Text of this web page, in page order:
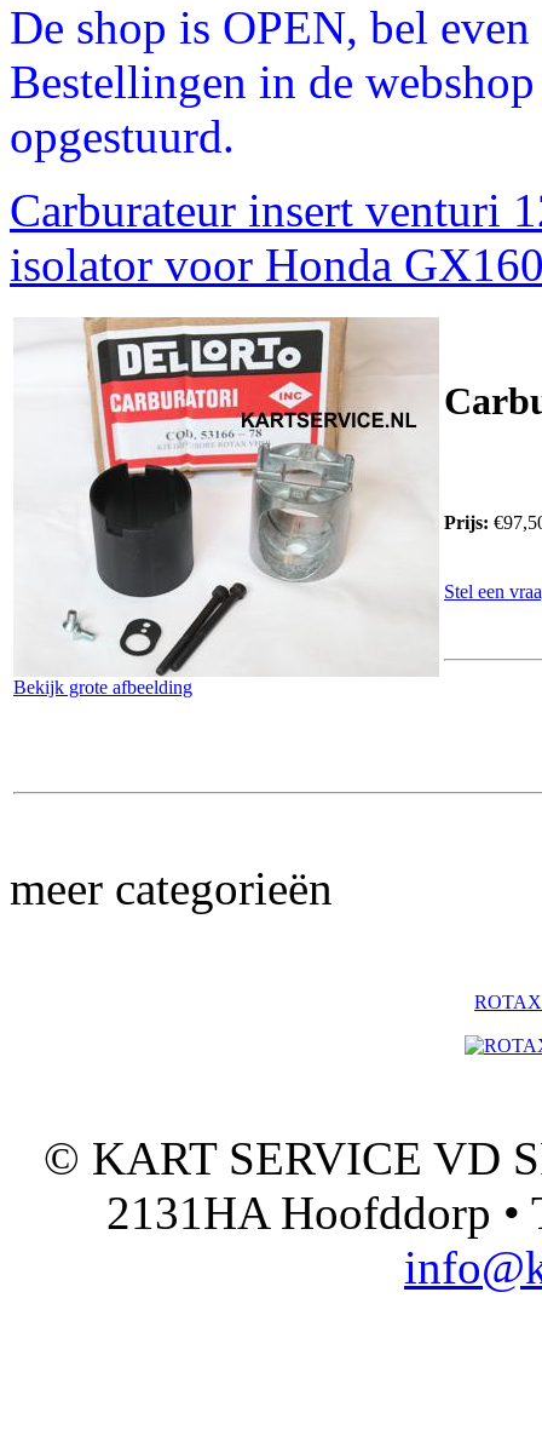
De shop is OPEN, bel
Bestellingen in de
opgestuurd.
Carburateur insert venturi
isolator voor Honda
Bekijk grote afbeelding
Prijs:
Stel een
meer categorieën
ROTAX
© KART SERVICE VD
2131HA Hoofddorp •